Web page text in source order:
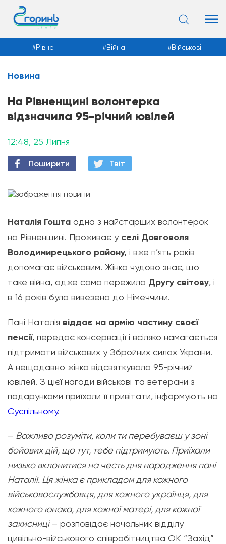
Новини
Рівне Війна Військові
Новина
На Рівненщині волонтерка
відзначила 95-річний ювілей
12:48, 25 Липня
Поширити Твiт
Наталія Гошта одна з найстарших волонтерок
на Рівненщині. Проживає у селі Довговоля
Володимирецького району, і вже п’ять років
допомагає військовим. Жінка чудово знає, що
таке війна, адже сама пережила Другу світову, і
в 16 років була вивезена до Німеччини.
Пані Наталія віддає на армію частину своєї
пенсії, передає консервації і всіляко намагається
підтримати військових у Збройних силах України.
А нещодавно жінка відсвяткувала 95-річний
ювілей. З цієї нагоди військові та ветерани з
подарунками приїхали її привітати, інформують на
Суспільному.
– Важливо розуміти, коли ти перебуваєш у зоні
бойових дій, що тут, тебе підтримують. Приїхали
низько вклонитися на честь дня народження пані
Наталії. Ця жінка є прикладом для кожного
військовослужбовця, для кожного українця, для
кожного юнака, для кожної матері, для кожної
захисниці– розповідає начальник відділу
цивільно-військового співробітництва ОК “Захід”